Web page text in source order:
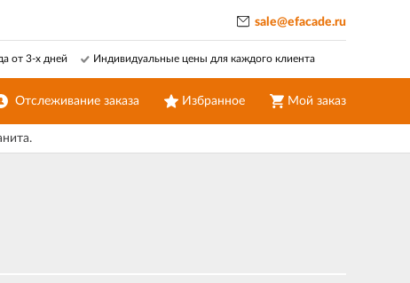
Отслеживание заказа Избранное Мой заказ
от 3-х дней Индивидуальные цены для каждого клиента
sale@efacade.ru